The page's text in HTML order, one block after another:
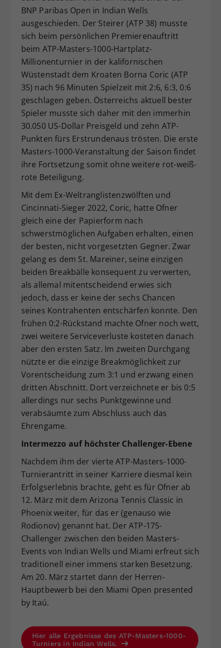
BNP Paribas Open in Indian Wells
ausgeschieden. Der Steirer (ATP 38) musste
sich beim persönlichen Premierenauftritt
beim ATP-Masters-1000-Hartplatz-
Millionenturnier in der kalifornischen
Wüstenstadt dem Kroaten Borna Coric (ATP
35) nach 96 Minuten Spielzeit mit 2:6, 6:3, 0:6
geschlagen geben. Österreichs aktuell bester
Spieler musste sich daher mit den immerhin
30.050 US-Dollar Preisgeld und zehn ATP-
Punkten fürs Erstrundenaus trösten. Die erste
Masters-1000-Veranstaltung der Saison findet
ihre Fortsetzung somit ohne weitere rot-weiß-
rote Beteiligung.
Mit dem Ex-Weltranglistenzwölften und
Cincinnati-Sieger 2022, Coric, hatte Ofner
gleich eine der Papierform nach
schwerstmöglichen Aufgaben erhalten, einen
der besten, nicht vorgesetzten Gegner. Zwar
gelang es dem St. Mareiner, seine einzigen
beiden Breakbälle konsequent zu verwerten,
als allemal mitentscheidend erwies sich
jedoch, dass er keine der sechs Chancen
seines Kontrahenten entschärfen konnte. Den
frühen 0:2-Rückstand machte Ofner noch wett,
zwei weitere Serviceverluste kosteten danach
aber den ersten Satz. Im zweiten Durchgang
nützte er die einzige Breakmöglichkeit zur
Vorentscheidung zum 3:1 und erzwang einen
dritten Abschnitt. Dort verzeichnete er bis 0:5
allerdings nur sechs Punktgewinne und
verabsäumte zum Abschluss auch das
Ehrengame.
Intermezzo auf höchster Challenger-Ebene
Nachdem ihm der vierte ATP-Masters-1000-
Turnierantritt in seiner Karriere diesmal kein
Erfolgserlebnis brachte, geht es für Ofner ab
12. März mit dem Arizona Tennis Classic in
Phoenix weiter, für das er (genauso wie
Rodionov) genannt hat. Der ATP-175-
Challenger zwischen den beiden Masters-
Events von Indian Wells und Miami erfreut sich
traditionell einer immens starken Besetzung.
Am 20. März startet dann der Herren-
Hauptbewerb bei den Miami Open presented
by Itaú.
Hier alle Ergebnisse des ATP-Masters-1000-
Turniers in Indian Wells.
Zweck
Dieser Wert speichert Ihre Consent-
Einstellungen. Unter anderem eine
zufällig generierte ID, für die
historische Speicherung Ihrer
vorgenommen Einstellungen, falls der
Webseiten-Betreiber dies eingestellt
hat.